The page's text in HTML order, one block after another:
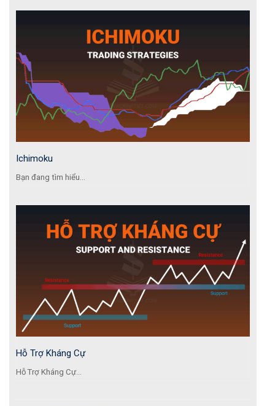
Ichimoku
Bạn đang tìm hiểu...
Hỗ Trợ Kháng Cự
Hỗ Trợ Kháng Cự...